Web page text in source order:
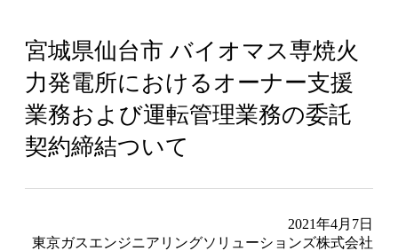
宮城県仙台市 バイオマス専焼火
力発電所におけるオーナー支援
業務および運転管理業務の委託
契約締結ついて
2021年4月7日
東京ガスエンジニアリングソリューションズ株式会社